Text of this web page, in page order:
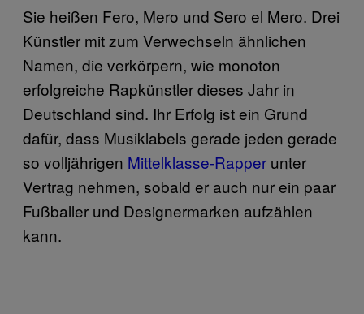
Sie heißen Fero, Mero und Sero el Mero. Drei
Künstler mit zum Verwechseln ähnlichen
Namen, die verkörpern, wie monoton
erfolgreiche Rapkünstler dieses Jahr in
Deutschland sind. Ihr Erfolg ist ein Grund
dafür, dass Musiklabels gerade jeden gerade
so volljährigen Mittelklasse-Rapper unter
Vertrag nehmen, sobald er auch nur ein paar
Fußballer und Designermarken aufzählen
kann.